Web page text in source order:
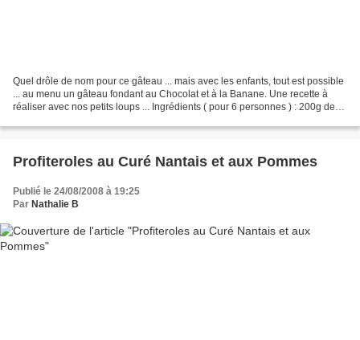
Quel drôle de nom pour ce gâteau ... mais avec les enfants, tout est possible
... au menu un gâteau fondant au Chocolat et à la Banane. Une recette à
réaliser avec nos petits loups ... Ingrédients ( pour 6 personnes ) : 200g de
Profiteroles au Curé Nantais et aux Pommes
Publié le 24/08/2008 à 19:25
Par Nathalie B